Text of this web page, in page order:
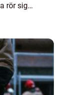
rör sig